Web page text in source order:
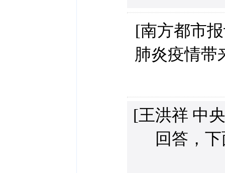
[南方都市
肺炎疫情带
[王洪祥 中
回答，